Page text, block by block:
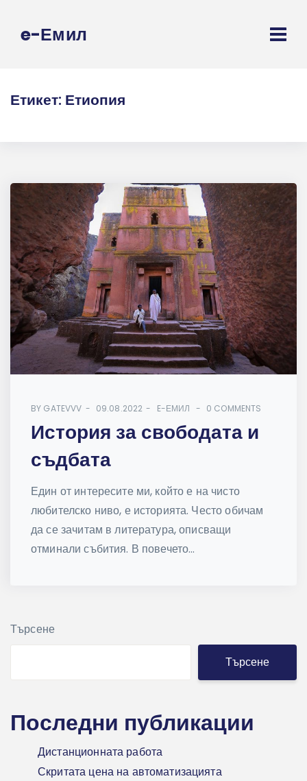
e-Емил
Етикет: Етиопия
BY GATEVVV 09.08.2022 E-ЕМИЛ 0 COMMENTS
История за свободата и
съдбата
Един от интересите ми, който е на чисто
любителско ниво, е историята. Често обичам
да се зачитам в литература, описващи
отминали събития. В повечето...
Търсене
Търсене
Последни публикации
Дистанционната работа
Скритата цена на автоматизацията